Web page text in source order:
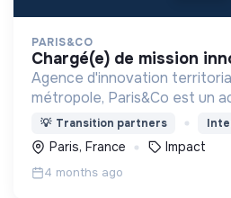
PARIS&CO
chargé(e) de mission
Agence d'innovation
métropole, Paris&Co est un
projets à impact au service
💡 Transition partners
Paris, France Impact
4 months ago